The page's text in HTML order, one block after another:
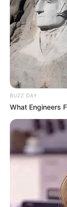
Vamos
garrafa PET
tanto para
numa visita à
Materiais
Garrafa
Tesoura
ou que
Fita
Cartolina
BUZZ DAY
What Engineers